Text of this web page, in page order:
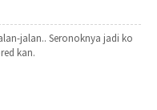
jalan.. Seronoknya jadi ko
kan.